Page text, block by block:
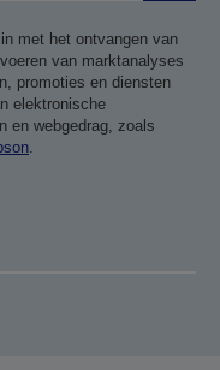
met het ontvangen van
van marktanalyses
promoties en diensten
elektronische
en webgedrag, zoals